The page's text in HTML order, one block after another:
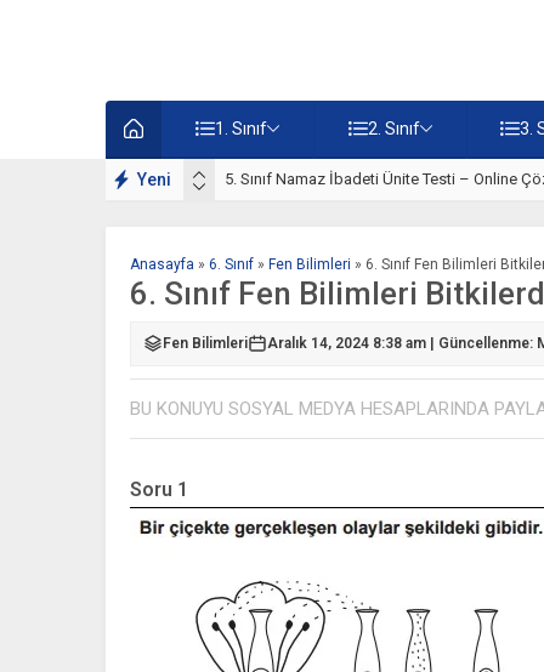
1. Sınıf 2. Sınıf 3.
Yeni 5. Sınıf Namaz İbadeti Ünite Testi – Online
Anasayfa » 6. Sınıf » Fen Bilimleri » 6. Sınıf Fen Bilimleri
6. Sınıf Fen Bilimleri
Fen Bilimleri Aralık 14, 2024 8:38 am | Güncellenme:
BU KONUYU SOSYAL MEDYA HESAPLARINDA
Soru 1